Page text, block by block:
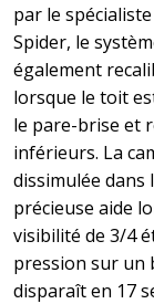
par le
Spider, le
également
lorsque le toit
le pare-brise et
inférieurs. La
dissimulée dans
précieuse aide
visibilité de 3/4
pression sur un
disparaît en 17